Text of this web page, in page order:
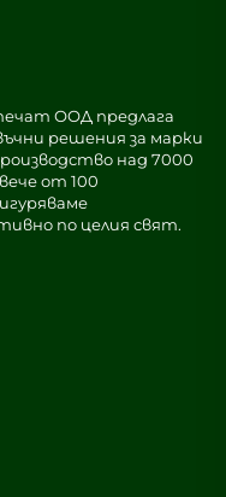
ООД предлага
решения за марки
над 7000
от 100
по целия свят.